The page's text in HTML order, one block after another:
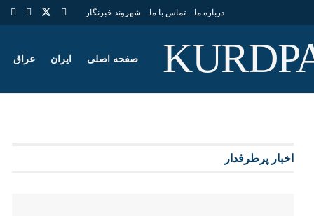
درباره ما تماس با ما شهروند خبرنگار
صفحه اصلی ایران عراق
اخبار پرطرفدار